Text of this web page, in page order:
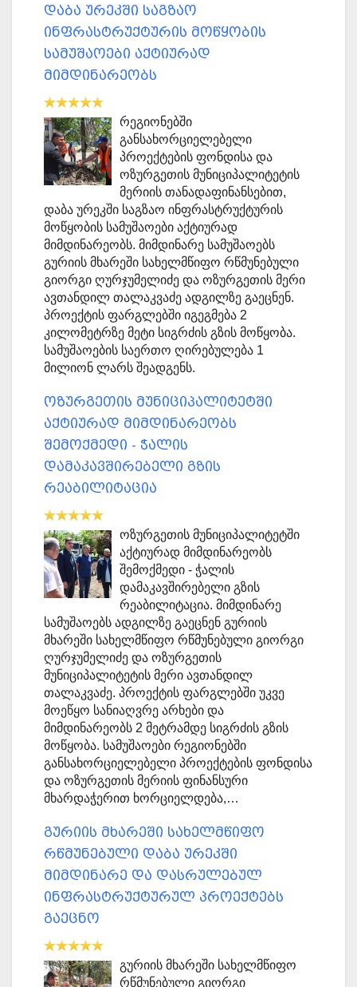
დაბა ურეკში საგზაო
ინფრასტრუქტურის მოწყობის
სამუშაოები აქტიურად
მიმდინარეობს
რეგიონებში
განსახორციელებელი
პროექტების ფონდისა და
ოზურგეთის მუნიციპალიტეტის
მერიის თანადაფინანსებით,
დაბა ურეკში საგზაო ინფრასტრუქტურის
მოწყობის სამუშაოები აქტიურად
მიმდინარეობს. მიმდინარე სამუშაოებს
გურიის მხარეში სახელმწიფო რწმუნებული
გიორგი ღურჯუმელიძე და ოზურგეთის მერი
ავთანდილ თალაკვაძე ადგილზე გაეცნენ.
პროექტის ფარგლებში იგეგმება 2
კილომეტრზე მეტი სიგრძის გზის მოწყობა.
სამუშაოების საერთო ღირებულება 1
მილიონ ლარს შეადგენს.
ოზურგეთის მუნიციპალიტეტში
აქტიურად მიმდინარეობს
შემოქმედი - ჭალის
დამაკავშირებელი გზის
რეაბილიტაცია
ოზურგეთის მუნიციპალიტეტში
აქტიურად მიმდინარეობს
შემოქმედი - ჭალის
დამაკავშირებელი გზის
რეაბილიტაცია. მიმდინარე
სამუშაოებს ადგილზე გაეცნენ გურიის
მხარეში სახელმწიფო რწმუნებული გიორგი
ღურჯუმელიძე და ოზურგეთის
მუნიციპალიტეტის მერი ავთანდილ
თალაკვაძე. პროექტის ფარგლებში უკვე
მოეწყო სანიაღვრე არხები და
მიმდინარეობს 2 მეტრამდე სიგრძის გზის
მოწყობა. სამუშაოები რეგიონებში
განსახორციელებელი პროექტების ფონდისა
და ოზურგეთის მერიის ფინანსური
მხარდაჭერით ხორციელდება,…
გურიის მხარეში სახელმწიფო
რწმუნებული დაბა ურეკში
მიმდინარე და დასრულებულ
ინფრასტრუქტურულ პროექტებს
გაეცნო
გურიის მხარეში სახელმწიფო
რწმუნებული გიორგი